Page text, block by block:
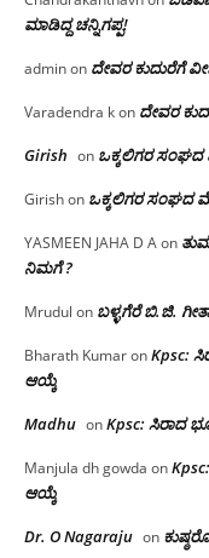
ಮಾಡಿದ್ದ ಚನ್ನಿಗಪ್ಪ!
adminon ದೇವರ ಕುದುರೆಗೆ
Varadendra kon ದೇವರ
Girish on ಒಕ್ಕಲಿಗರ
Girishon ಒಕ್ಕಲಿಗರ ಸಂಘದ
YASMEEN JAHA D Aon
ನಿಮಗೆ ?
Mrudul on ಬಳ್ಳಗೆರೆ ಬಿ.ಜಿ.
Bharath KumaronKpsc:
ಆಯ್ಕೆ
Madhu onKpsc: ಸಿರಾದ
Manjula dh gowda on
ಆಯ್ಕೆ
Dr. O Nagaraju on